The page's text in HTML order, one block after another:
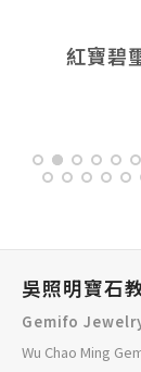
吳照明寶石
Gemifo
Wu Chao Ming